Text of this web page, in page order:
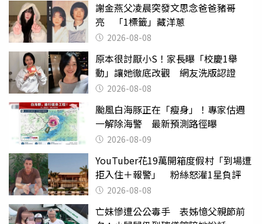
謝金燕父凌晨突發文思念爸爸豬哥
亮 「1標籤」藏洋蔥
2026-08-08
原本很討厭小S！家長曝「校慶1舉
動」讓她徹底改觀 網友洗版認證
2026-08-08
颱風白海豚正在「瘦身」！專家估週
一解除海警 最新預測路徑曝
2026-08-09
YouTuber花19萬開箱度假村「到場遭
拒入住＋報警」 粉絲怒灌1星負評
2026-08-08
亡妹慘遭公公毒手 表姊憶父親節前